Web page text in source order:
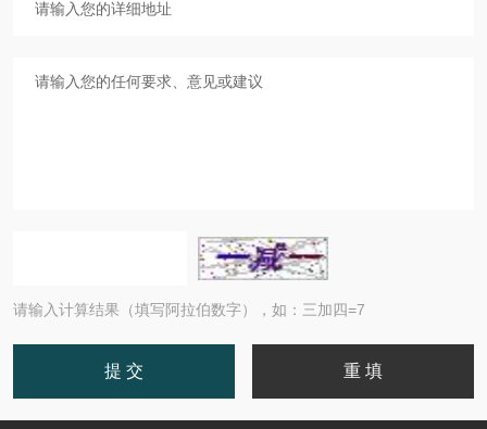
请输入计算结果（填写阿拉伯数字），如：三加四=7